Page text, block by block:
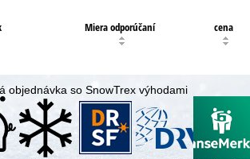
Miera odporúčaní cena
objednávka so SnowTrex výhodami